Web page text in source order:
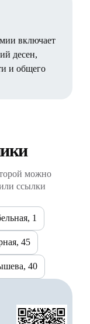
включает
десен,
и общего
можно
ссылки
1
45
40